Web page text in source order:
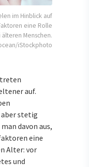
im Hinblick auf
eine Rolle
älteren Menschen.
iStockphoto
treten
auf.
stetig
davon aus,
eine
Alter: vor
und